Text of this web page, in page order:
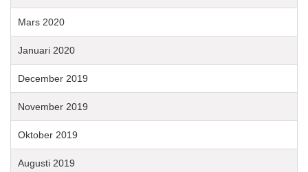
Mars 2020
Januari 2020
December 2019
November 2019
Oktober 2019
Augusti 2019